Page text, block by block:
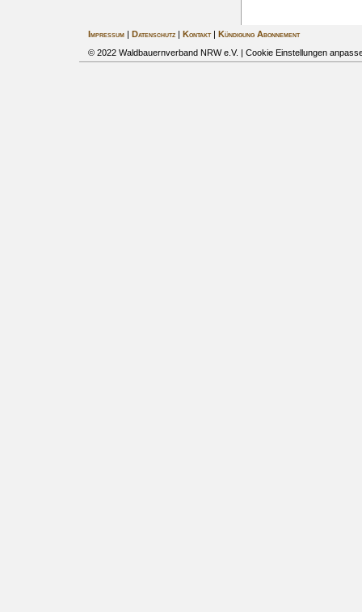
Impressum| Datenschutz| Kontakt|
Kündigung Abonnement
© 2022 Waldbauernverband NRW e.V. | Cookie Einstellungen